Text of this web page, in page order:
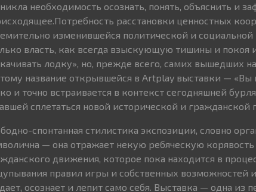
необходимость осознать, понять, объяснить и
расстановки ценностных
изменившейся политической и социальной
власть, как всегда взыскующую тишины и
лодку», но, прежде всего, самих вышедших
название открывшейся в Artplay выставки — «Вы
и точно встраивается в контекст сегодняшней
сплетаться новой исторической и гражданской
спонтанная стилистика экспозиции, словно
— она отражает некую ребяческую
движения, которое пока находится в
правил игры и собственных возможностей
осознает и лепит само себя. Выставка — одна из